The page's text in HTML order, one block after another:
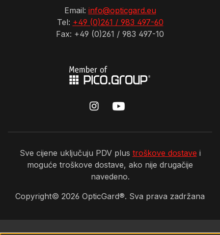
Email: info@opticgard.eu
Tel: +49 (0)261 / 983 497-60
Fax: +49 (0)261 / 983 497-10
Sve cijene uključuju PDV plus troškove dostave i
moguće troškove dostave, ako nije drugačije
navedeno.
Copyright© 2026 OpticGard®. Sva prava zadržana